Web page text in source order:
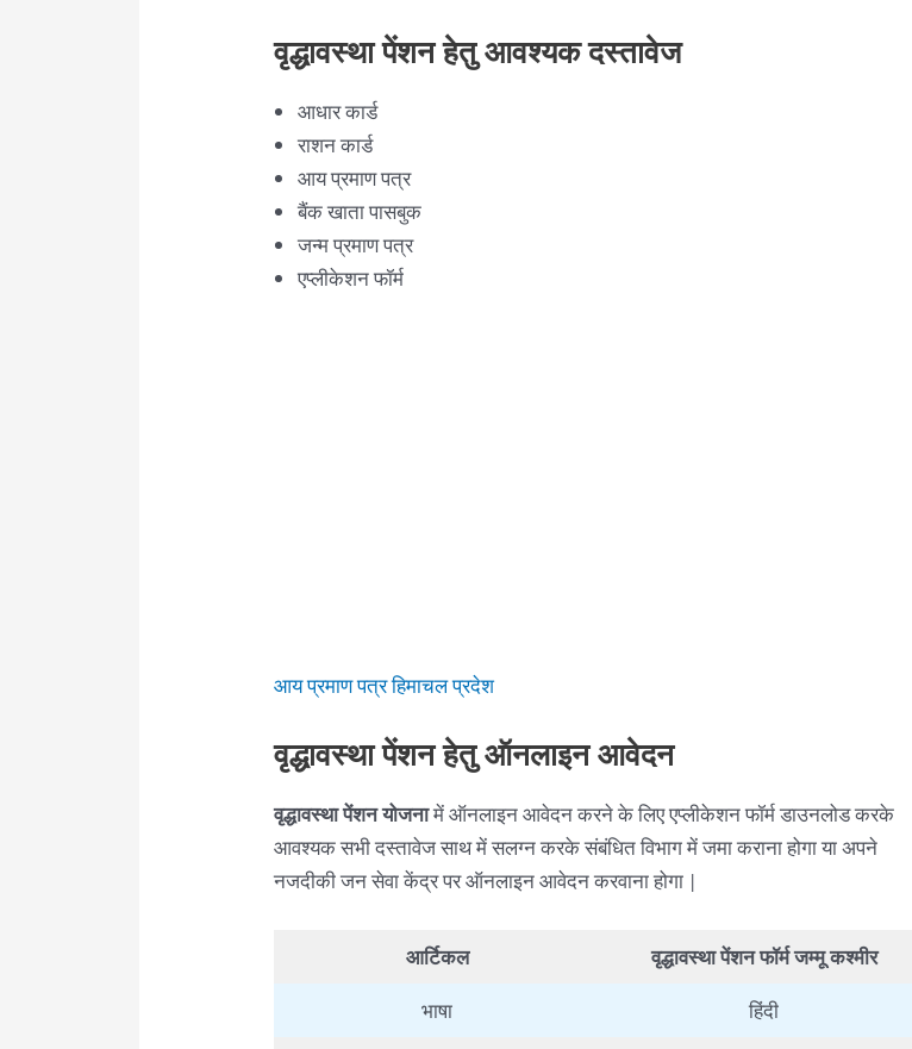
वृद्धावस्था पेंशन हेतु आवश्यक दस्तावेज
आधार कार्ड
राशन कार्ड
आय प्रमाण पत्र
बैंक खाता पासबुक
जन्म प्रमाण पत्र
एप्लीकेशन फॉर्म
आय प्रमाण पत्र हिमाचल प्रदेश
वृद्धावस्था पेंशन हेतु ऑनलाइन आवेदन
वृद्धावस्था पेंशन योजनामें ऑनलाइन आवेदन करने के लिए एप्लीकेशन फॉर्म डाउनलोड करके
आवश्यक सभी दस्तावेज साथ में सलग्न करके संबंधित विभाग में जमा कराना होगा या अपने
नजदीकी जन सेवा केंद्र पर ऑनलाइन आवेदन करवाना होगा |
आर्टिकल वृद्धावस्थापेंशन फॉर्म जम्मू कश्मीर
भाषा
हिंदी